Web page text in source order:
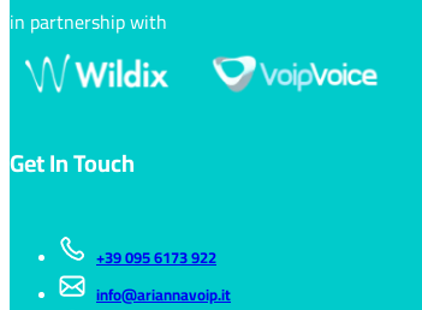
in partnership with
Get In Touch
+39 095 6173 922
info@ariannavoip.it